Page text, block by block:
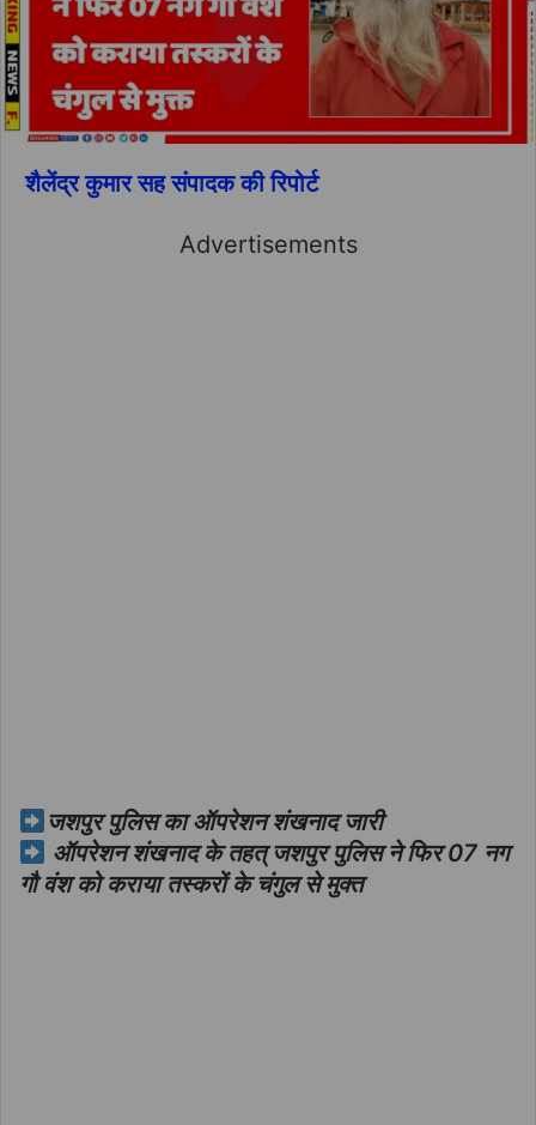
शैलेंद्र कुमार सह संपादक की रिपोर्ट
Advertisements
जशपुर पुलिस का ऑपरेशन शंखनाद जारी
ऑपरेशन शंखनाद के तहत् जशपुर पुलिस ने फिर 07 नग
गौ वंश को कराया तस्करों के चंगुल से मुक्त